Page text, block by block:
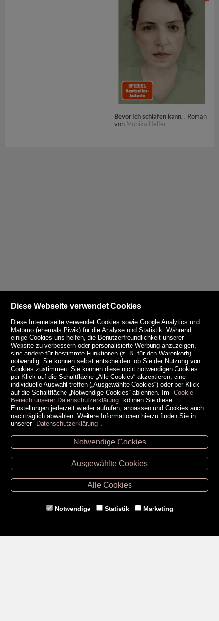
Bevor ich schlafen kann. . Roman
von Monika Helfer
Unsere Öffnungszeiten
Retz -02942/20433
Hollabrunn -02952/30057
Eggenburg -02984/3836
Gmünd -
Diese Webseite verwendet Cookies
Diese Internetseite verwendet Cookies sowie Google Analytics und
Matomo (ehemals Piwik) für die Analyse und Statistik. Während
einige Cookies uns helfen, die Benutzerfreundlichkeit unserer
Website zu verbessern oder personalisierte Werbung anzuzeigen,
sind andere für bestimmte Funktionen (z. B. für den Warenkorb)
notwendig. Sie können selbst entscheiden, ob Sie der Nutzung von
Cookies zustimmen. Sie können diese nicht notwendigen Cookies
per Klick auf die Schaltfläche „Alle Cookies“ akzeptieren, eine
individuelle Auswahl treffen („Ausgewählte Cookies“) oder per Klick
auf die Schaltfläche „Notwendige Cookies“ ablehnen. Im
Cookie-
Bereich unserer Datenschutzerklärung können Sie diese
Einstellungen jederzeit wieder aufrufen, anpassen und Cookies auch
nachträglich abwählen. Weitere Informationen hierzu finden Sie in
unserer Datenschutzerklärung
Notwendige Cookies
Ausgewählte Cookies
Alle Cookies
Notwendige Statistik Marketing